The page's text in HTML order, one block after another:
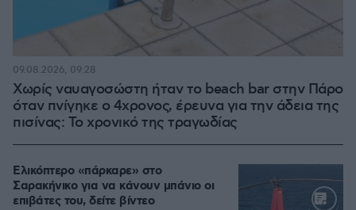
Χωρίς ναυαγοσώστη ήταν το beach bar στην Πάρο
όταν πνίγηκε ο 4χρονος, έρευνα για την άδεια της
πισίνας: Το χρονικό της τραγωδίας
09.08.2026, 09:28
Ελικόπτερο «πάρκαρε» στο
Σαρακήνικο για να κάνουν μπάνιο οι
επιβάτες του, δείτε βίντεο